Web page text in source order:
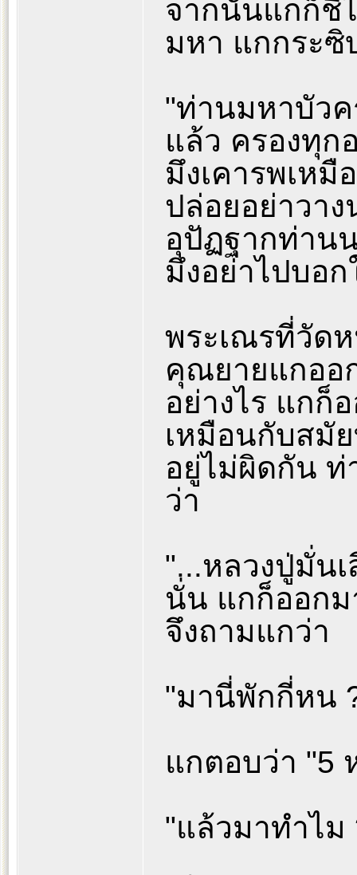
จากนั้นแกก็ชี้
มหา แกกระซิ
"ท่านมหาบัว
แล้ว ครองทุก
มึงเคารพเห
ปล่อยอย่าวา
อุปัฏฐากท่าน
มึงอย่าไปบอก
พระเณรที่วัด
คุณยายแกออ
อย่างไร แกก็
เหมือนกับสมั
อยู่ไม่ผิดกัน ท่
ว่า
"...หลวงปู่มั่น
นั่น แกก็ออกม
จึงถามแกว่า
"มานี่พักกี่หน
แกตอบว่า "5
"แล้วมาทำไม